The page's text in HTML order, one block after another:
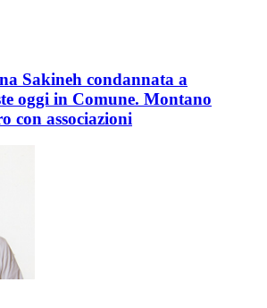
Sakineh condannata a
oggi in Comune. Montano
con associazioni